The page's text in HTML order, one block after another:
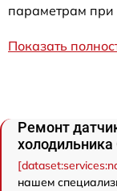
параметрам при
Показать
Ремонт
холодильника
нашем